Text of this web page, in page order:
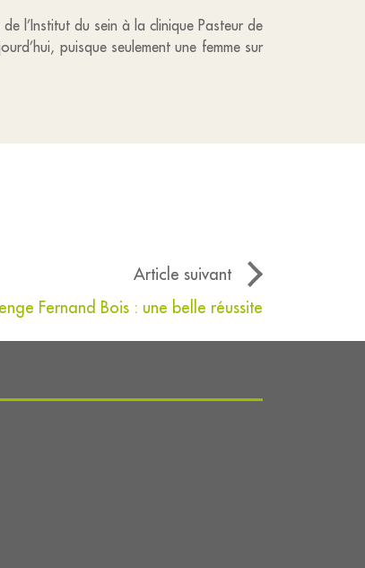
l’Institut du sein à la clinique Pasteur de
puisque seulement une femme sur
Article suivant
Fernand Bois : une belle réussite